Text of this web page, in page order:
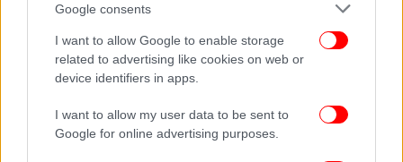
Google consents
I want to allow Google to enable storage
related to advertising like cookies on web or
device identifiers in apps.
I want to allow my user data to be sent to
Google for online advertising purposes.